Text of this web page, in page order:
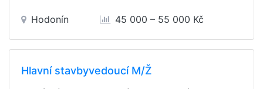
Hodonín 45 000 – 55 000 Kč
Hlavní stavbyvedoucí M/Ž